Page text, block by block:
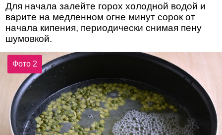
Для начала залейте горох холодной водой и
варите на медленном огне минут сорок от
начала кипения, периодически снимая пену
шумовкой.
Фото 2